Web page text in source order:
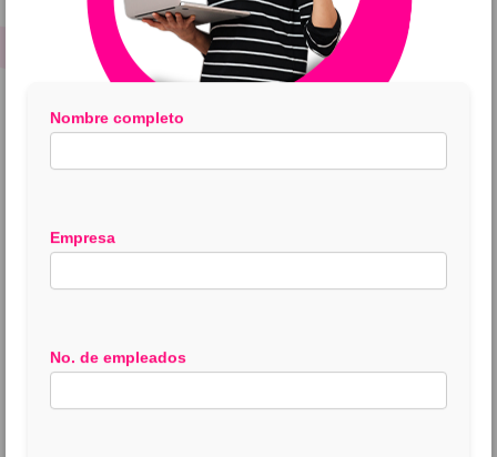
Nombre completo
Empresa
No. de empleados